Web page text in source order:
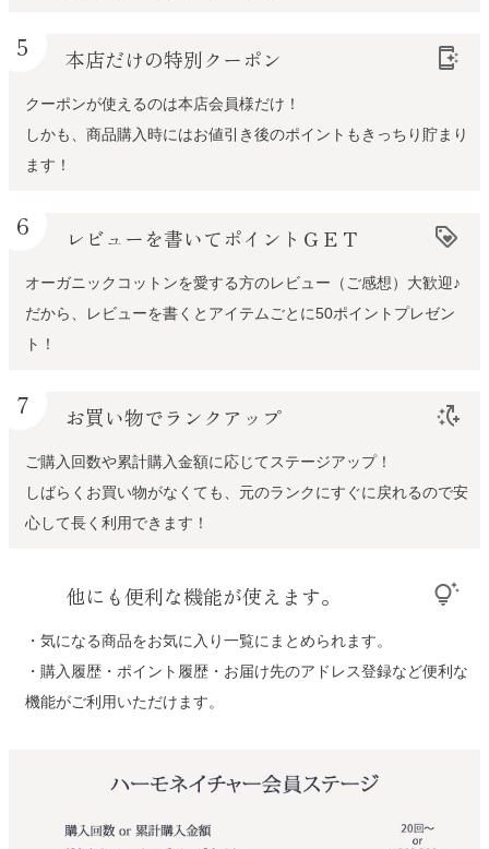
5 本店だけの特別クーポン app_shortcut
クーポンが使えるのは本店会員様だけ！
しかも、商品購入時にはお値引き後のポイントもきっちり貯まり
ます！
6 レビューを書いてポイントＧＥＴ loyalty
オーガニックコットンを愛する方のレビュー（ご感想）大歓迎♪
だから、レビューを書くとアイテムごとに50ポイントプレゼン
ト！
7 お買い物でランクアップ switch_access_shortcut_add
ご購入回数や累計購入金額に応じてステージアップ！
しばらくお買い物がなくても、元のランクにすぐに戻れるので安
心して長く利用できます！
他にも便利な機能が使えます。 tips_and_updates
・気になる商品をお気に入り一覧にまとめられます。
・購入履歴・ポイント履歴・お届け先のアドレス登録など便利な
機能がご利用いただけます。